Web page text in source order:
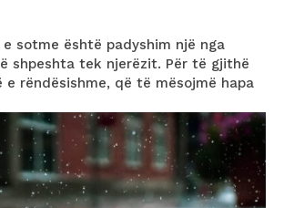
sotme është padyshim një nga
shpeshta tek njerëzit. Për të gjithë
e rëndësishme, që të mësojmë hapa